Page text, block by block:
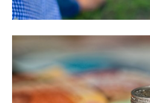
Kulturangebote
Musikschule & Volkshochschule
Haus der Stadtgeschichte